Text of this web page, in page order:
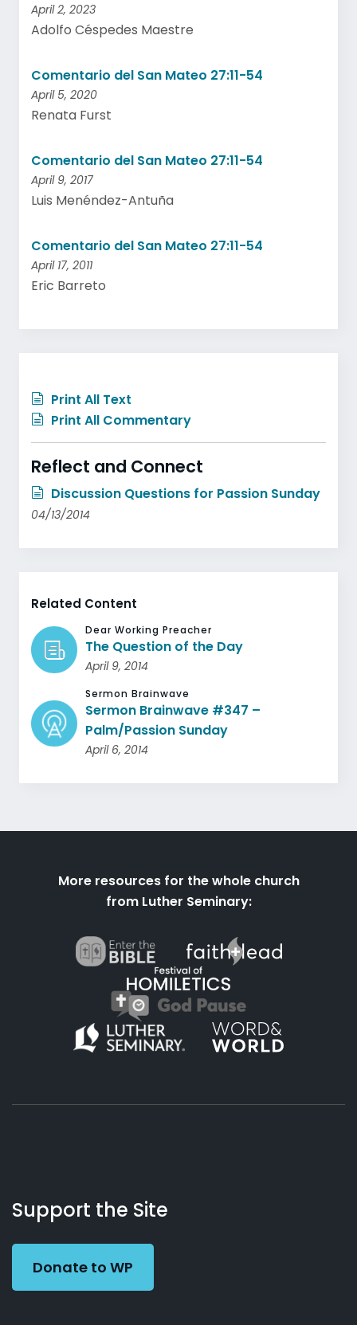
April 2, 2023
Adolfo Céspedes Maestre
Comentario del San Mateo 27:11-54
April 5, 2020
Renata Furst
Comentario del San Mateo 27:11-54
April 9, 2017
Luis Menéndez-Antuña
Comentario del San Mateo 27:11-54
April 17, 2011
Eric Barreto
Print All Text
Print All Commentary
Reflect and Connect
Discussion Questions for Passion Sunday
04/13/2014
Related Content
Dear Working Preacher
The Question of the Day
April 9, 2014
Sermon Brainwave
Sermon Brainwave #347 –
Palm/Passion Sunday
April 6, 2014
More resources for the whole church
from Luther Seminary:
Working
Preacher
Us
Support the Site
Donate to WP